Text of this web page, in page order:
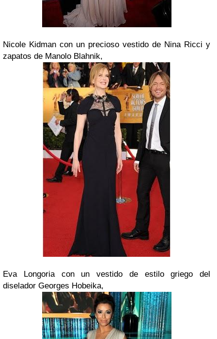
Nicole Kidman con un precioso vestido de Nina Ricci y
zapatos de Manolo Blahnik,
Eva Longoriacon un vestido de estilo griego del
diselador Georges Hobeika,